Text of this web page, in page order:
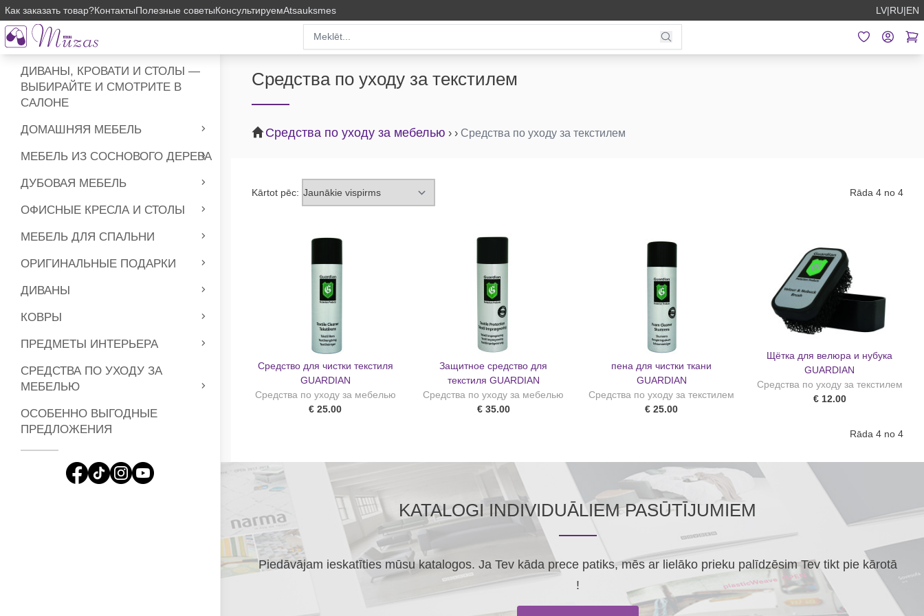
ДИВАНЫ, КРОВАТИ И СТОЛЫ —
ВЫБИРАЙТЕ И СМОТРИТЕ В
САЛОНЕ
ДОМАШНЯЯ МЕБЕЛЬ
МЕБЕЛЬ ИЗ СОСНОВОГО ДЕРЕВА
ДУБОВАЯ МЕБЕЛЬ
ОФИСНЫЕ КРЕСЛА И СТОЛЫ
МЕБЕЛЬ ДЛЯ СПАЛЬНИ
ОРИГИНАЛЬНЫЕ ПОДАРКИ
ДИВАНЫ
КОВРЫ
ПРЕДМЕТЫ ИНТЕРЬЕРА
СРЕДСТВА ПО УХОДУ ЗА
МЕБЕЛЬЮ
ОСОБЕННО ВЫГОДНЫЕ
ПРЕДЛОЖЕНИЯ
Как заказать товар?КонтактыПолезные советыКонсультируемAtsauksmes LV|RU|EN
Средства по уходу за текстилем
Средства по уходу за мебелью › › Средства по уходу за текстилем
Kārtot pēc: Rāda 4 no 4
Средство для чистки текстиля
GUARDIAN
Средства по уходу за мебелью
€ 25.00
Защитное средство для
текстиля GUARDIAN
Средства по уходу за мебелью
€ 35.00
пена для чистки ткани
GUARDIAN
Средства по уходу за текстилем
€ 25.00
Щётка для велюра и нубука
GUARDIAN
Средства по уходу за текстилем
€ 12.00
Rāda 4 no 4
KATALOGI INDIVIDUĀLIEM PASŪTĪJUMIEM
Piedāvājam ieskatīties mūsu katalogos. Ja Tev kāda prece patiks, mēs ar lielāko prieku palīdzēsim Tev tikt pie kārotā
!